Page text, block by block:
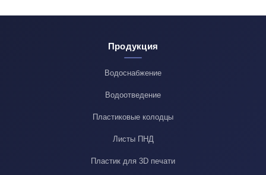
Продукция
Водоснабжение
Водоотведение
Пластиковые колодцы
Листы ПНД
Пластик для 3D печати